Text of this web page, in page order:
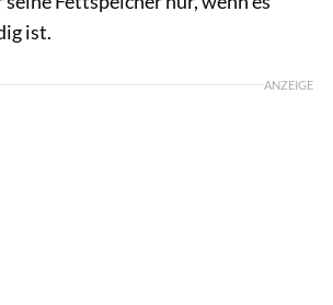
ist.
ANZEIGE